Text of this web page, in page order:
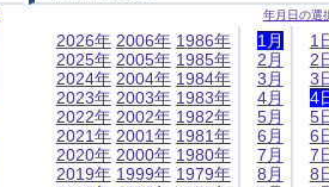
年月日の選
2026年
2025年
2024年
2023年
2022年
2021年
2020年
2019年
2006年
2005年
2004年
2003年
2002年
2001年
2000年
1999年
1986年
1985年
1984年
1983年
1982年
1981年
1980年
1979年
1月
2月
3月
4月
5月
6月
7月
8月
1
2
3
4
5
6
7
8